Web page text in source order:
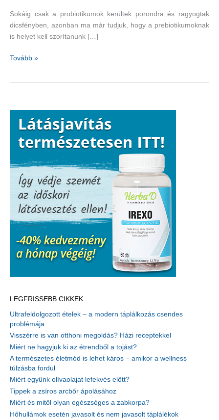
Sokáig csak a probiotikumok kerültek porondra és ragyogtak
dicsfényben, azonban ma már tudjuk, hogy a prebiotikumoknak
is helyet kell szorítanunk […]
Az
cukorbetegség
megelőzésére?
Tovább »
LEGFRISSEBB CIKKEK
Ultrafeldolgozott ételek – a modern táplálkozás csendes
problémája
Visszérre is van otthoni megoldás? Házi receptekkel
Miért ne hagyjuk ki az étrendből a tojást?
A természetes életmód is lehet káros – amikor a wellness
túlzásba fordul
Miért együnk olívaolajat lefekvés előtt?
Tippek a zsíros arcbőr ápolásához
Miért és mitől olyan egészséges a zabkorpa?
Hőhullámok esetén javasolt és nem javasolt táplálékok